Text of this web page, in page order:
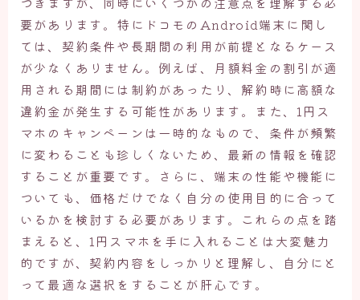
要があります。特にドコモのAndroid端末に関し
ては、契約条件や長期間の利用が前提となるケース
が少なくありません。例えば、月額料金の割引が適
用される期間には制約があったり、解約時に高額な
違約金が発生する可能性があります。また、1円ス
マホのキャンペーンは一時的なもので、条件が頻繁
に変わることも珍しくないため、最新の情報を確認
することが重要です。さらに、端末の性能や機能に
ついても、価格だけでなく自分の使用目的に合って
いるかを検討する必要があります。これらの点を踏
まえると、1円スマホを手に入れることは大変魅力
的ですが、契約内容をしっかりと理解し、自分にと
って最適な選択をすることが肝心です。